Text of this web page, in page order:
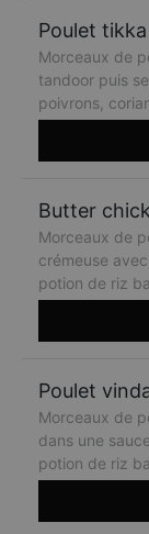
Poulet
Morceaux de
tandoor puis
poivrons,
Butter
Morceaux de
crémeuse
potion de riz
Poulet
Morceaux de
dans une
potion de riz